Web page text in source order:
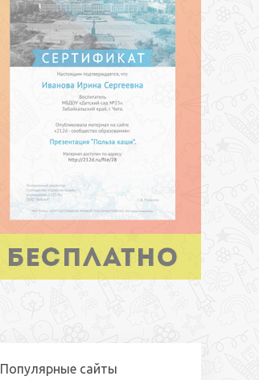
Популярные сайты